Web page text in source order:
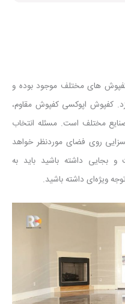
های مختلف موجود بوده و
کفپوش اپوکسی کفپوش مقاوم،
مختلف است. مسئله انتخاب
روی فضای موردنظر خواهد
بجایی داشته باشید باید به
ویژه‌ای داشته باشید.